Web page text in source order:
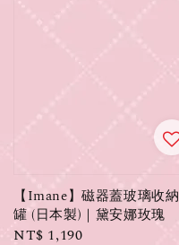
【Imane】磁器蓋玻璃收納
罐 (日本製)｜黛安娜玫瑰
Regular
NT$ 1,190